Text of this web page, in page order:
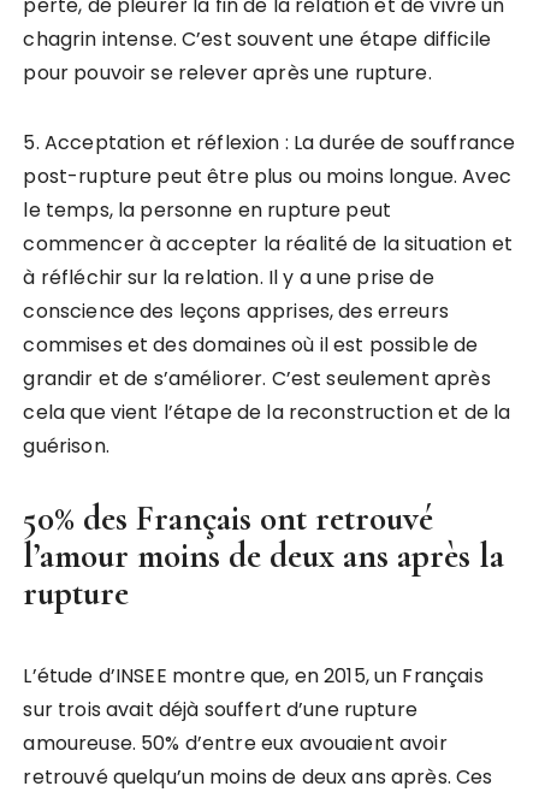
chagrin intense. C’est souvent une étape difficile
pour pouvoir se relever après une rupture.
5. Acceptation et réflexion : La durée de souffrance
post-rupture peut être plus ou moins longue. Avec
le temps, la personne en rupture peut
commencer à accepter la réalité de la situation et
à réfléchir sur la relation. Il y a une prise de
conscience des leçons apprises, des erreurs
commises et des domaines où il est possible de
grandir et de s’améliorer. C’est seulement après
cela que vient l’étape de la reconstruction et de la
guérison.
50% des Français ont retrouvé
l’amour moins de deux ans après la
rupture
L’étude d’INSEE montre que, en 2015, un Français
sur trois avait déjà souffert d’une rupture
amoureuse. 50% d’entre eux avouaient avoir
retrouvé quelqu’un moins de deux ans après. Ces